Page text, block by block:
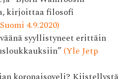
kirjoittaa filosofi
4.9.2020)
syyllistyneet erittäin
(Yle Jetp